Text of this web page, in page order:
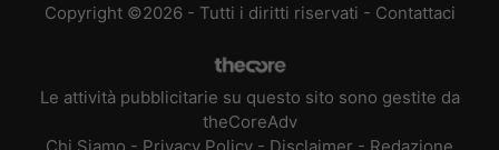
Copyright ©2026 - Tutti i diritti riservati - Contattaci
Le attività pubblicitarie su questo sito sono gestite da
theCoreAdv
Chi Siamo - Privacy Policy - Disclaimer - Redazione